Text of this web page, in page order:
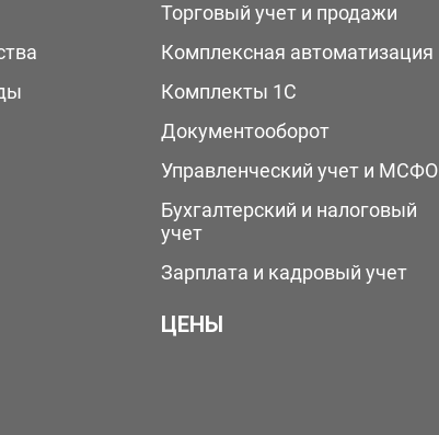
Торговый учет и продажи
Комплексная автоматизация
Комплекты 1С
Документооборот
Управленческий учет и МСФО
Бухгалтерский и налоговый
учет
Зарплата и кадровый учет
ЦЕНЫ